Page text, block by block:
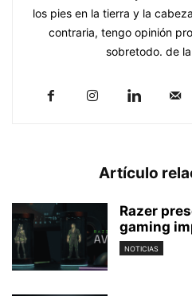
los pies en la tierra y la
contraria, tengo opinión
sobretodo. de
Artículo
Razer
gaming
NOTICIAS